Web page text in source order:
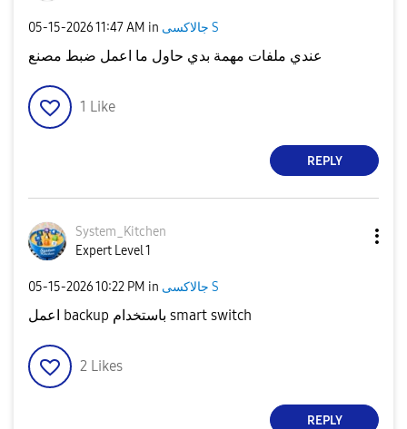
‎05-15-202611:47 AM in جالاكسى S
عندي ملفات مهمة بدي حاول ما اعمل ضبط مصنع
1 Like
REPLY
System_Kitchen
Expert Level 1
‎05-15-202610:22 PM in جالاكسى S
اعمل backup باستخدام smart switch
2 Likes
REPLY